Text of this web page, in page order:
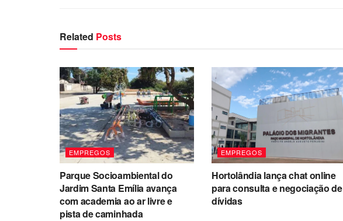
Related Posts
EMPREGOS
Parque Socioambiental do
Jardim Santa Emília avança
com academia ao ar livre e
pista de caminhada
EMPREGOS
Hortolândia lança chat online
para consulta e negociação de
dívidas